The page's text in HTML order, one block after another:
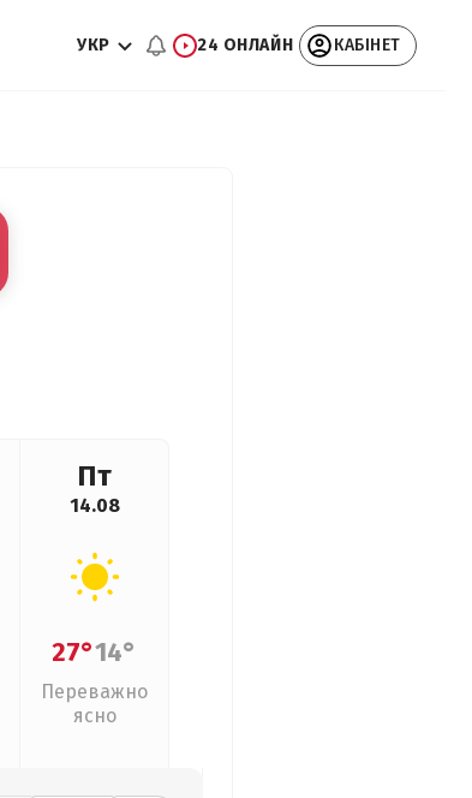
УКР 24 ОНЛАЙН КАБІНЕТ
Пт
14.08
27°14°
Переважно
ясно